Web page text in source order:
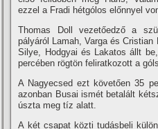
ezzel a Fradi hétgólos előnnyel
Thomas Doll vezetőedző a
pályáról Lamah, Varga és
Silye, Hodgyai és Lakatos állt
percében rögtön feliratkozott a
A Nagyecsed ezt követően 35
azonban Busai ismét betalált
úszta meg tí­z alatt.
A két csapat közti tudásbeli